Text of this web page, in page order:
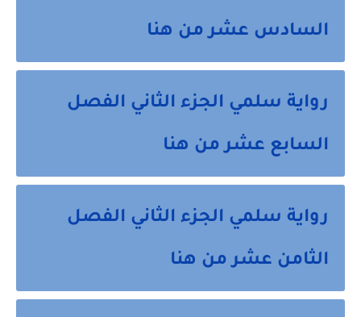
السادس عشر من هنا
رواية سلمي الجزء الثاني الفصل
السابع عشر من هنا
رواية سلمي الجزء الثاني الفصل
الثامن عشر من هنا